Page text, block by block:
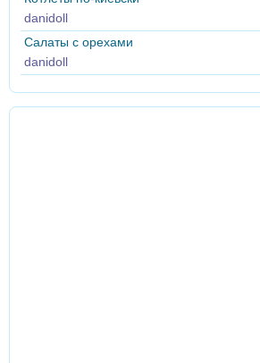
danidoll
Салаты с орехами
danidoll